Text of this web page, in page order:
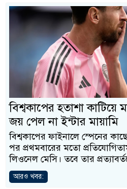
বিশ্বকাপের হতাশা কাটিয়ে
জয় পেল না ইন্টার মায়ামি
বিশ্বকাপের ফাইনালে স্পেনের
পর প্রথমবারের মতো
লিওনেল মেসি। তবে তার
আরও খবর: